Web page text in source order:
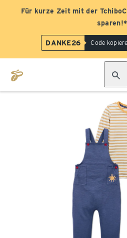
Für kurze Zeit mit der
sparen!*
DANKE26 Code